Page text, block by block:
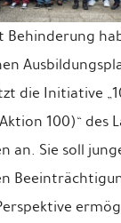
Behinderung
die Initiative
100)“ des
an. Sie soll